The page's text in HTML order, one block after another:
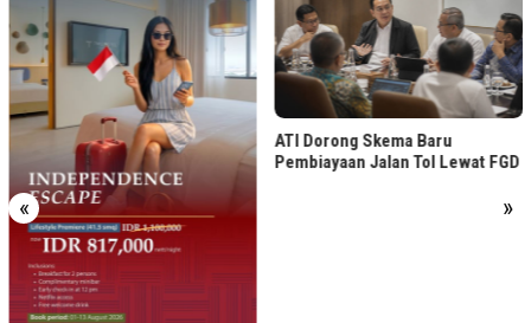
« »
ATI Dorong Skema Baru
Pembiayaan Jalan Tol Lewat FGD
Tips Atur Budget Nonton Konser
Pakai Deposito FLEXI